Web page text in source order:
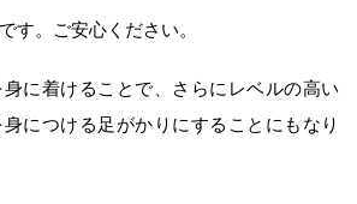
す。ご安心ください。
に着けることで、さらにレベルの高い
につける足がかりにすることにもなり